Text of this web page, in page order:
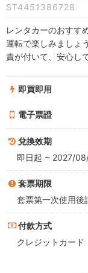
湾
で
思
う
存
分
楽
し
む
（450
ST4451386728
レンタカーのおすす
運転で楽しみましょ
責が付いて、安心し
即買即用
電子票證
兌換效期
即日起 ~ 2027/
套票期限
套票第一次使用後
付款方式
クレジットカード